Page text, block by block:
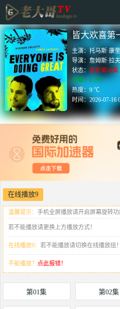
皆大欢喜第
主演：托马斯·康
导演：詹姆斯·拉
状态：更新第08集
豆瓣：0.0分
热度：9 ℃
时间：2026-07-16
在线播放9
温馨提示： 手机全屏播放请开启屏幕旋转功
若不能播放请更换上方播放方式！
在线播放9： 若不能播放请切换在线播放组！
不能播放？ 点此报错！
第01集 第02集